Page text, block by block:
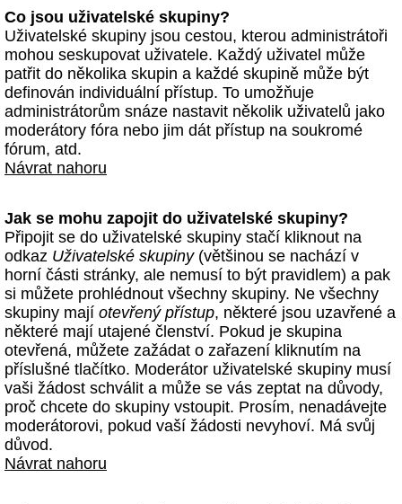
Co jsou uživatelské skupiny?
Uživatelské skupiny jsou cestou, kterou administrátoři
mohou seskupovat uživatele. Každý uživatel může
patřit do několika skupin a každé skupině může být
definován individuální přístup. To umožňuje
administrátorům snáze nastavit několik uživatelů jako
moderátory fóra nebo jim dát přístup na soukromé
fórum, atd.
Návrat nahoru
Jak se mohu zapojit do uživatelské skupiny?
Připojit se do uživatelské skupiny stačí kliknout na
odkaz Uživatelské skupiny(většinou se nachází v
horní části stránky, ale nemusí to být pravidlem) a pak
si můžete prohlédnout všechny skupiny. Ne všechny
skupiny mají otevřený přístup, některé jsou uzavřené a
některé mají utajené členství. Pokud je skupina
otevřená, můžete zažádat o zařazení kliknutím na
příslušné tlačítko. Moderátor uživatelské skupiny musí
vaši žádost schválit a může se vás zeptat na důvody,
proč chcete do skupiny vstoupit. Prosím, nenadávejte
moderátorovi, pokud vaší žádosti nevyhoví. Má svůj
důvod.
Návrat nahoru